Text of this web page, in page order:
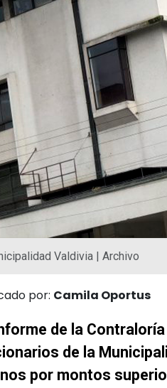
Valdivia | Archivo
por: Camila Oportus
de la
de la
por montos